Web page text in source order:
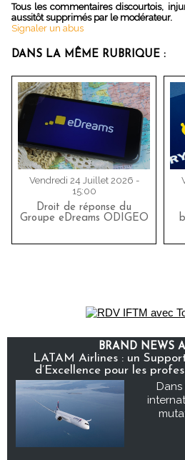
Tous les commentaires discourtois,
aussitôt supprimés par le modérateur.
Signaler un abus
DANS LA MÊME RUBRIQUE :
Vendredi 24 Juillet 2026 -
15:00
Droit de réponse du
Groupe eDreams ODIGEO
BRAND NEWS
LATAM Airlines : un
d’Excellence pour les